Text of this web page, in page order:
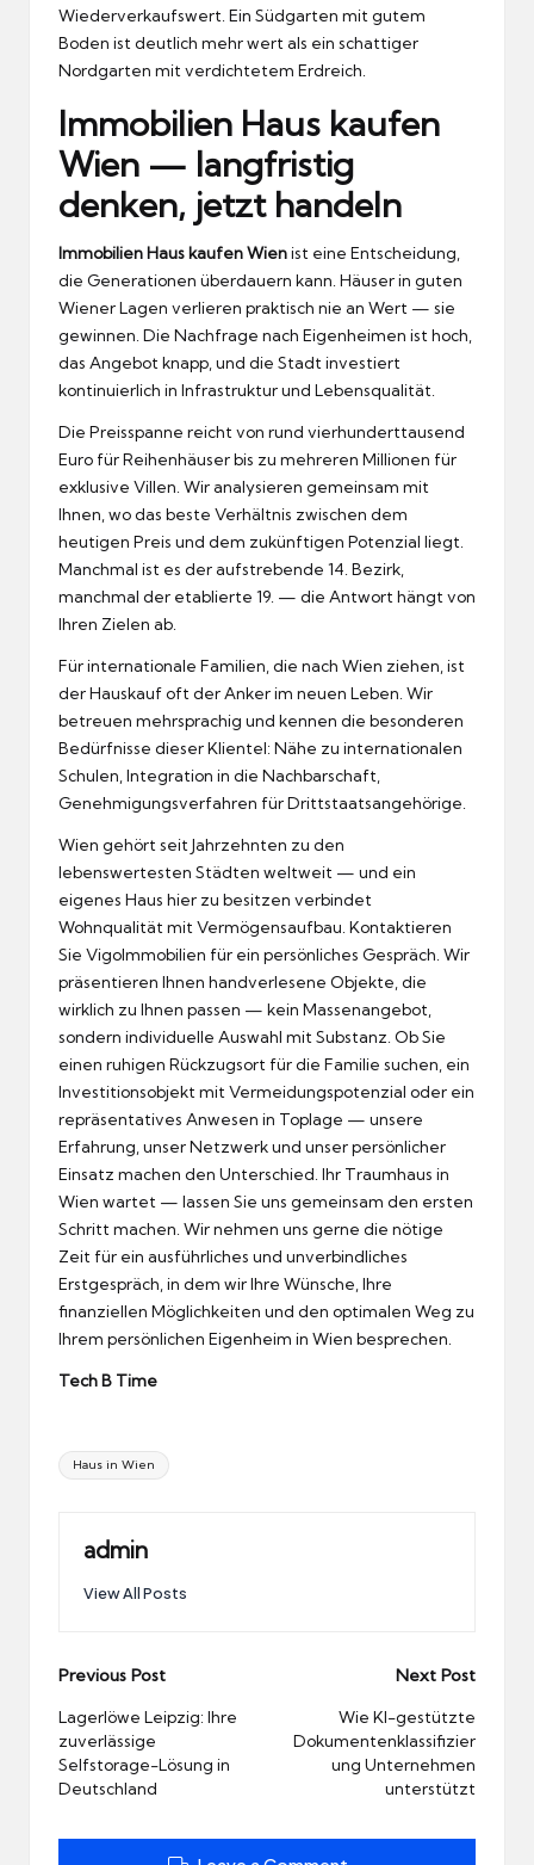
Wiederverkaufswert. Ein Südgarten mit gutem
Boden ist deutlich mehr wert als ein schattiger
Nordgarten mit verdichtetem Erdreich.
Immobilien Haus kaufen
Wien — langfristig
denken, jetzt handeln
Immobilien Haus kaufen Wienist eine Entscheidung,
die Generationen überdauern kann. Häuser in guten
Wiener Lagen verlieren praktisch nie an Wert — sie
gewinnen. Die Nachfrage nach Eigenheimen ist hoch,
das Angebot knapp, und die Stadt investiert
kontinuierlich in Infrastruktur und Lebensqualität.
Die Preisspanne reicht von rund vierhunderttausend
Euro für Reihenhäuser bis zu mehreren Millionen für
exklusive Villen. Wir analysieren gemeinsam mit
Ihnen, wo das beste Verhältnis zwischen dem
heutigen Preis und dem zukünftigen Potenzial liegt.
Manchmal ist es der aufstrebende 14. Bezirk,
manchmal der etablierte 19. — die Antwort hängt von
Ihren Zielen ab.
Für internationale Familien, die nach Wien ziehen, ist
der Hauskauf oft der Anker im neuen Leben. Wir
betreuen mehrsprachig und kennen die besonderen
Bedürfnisse dieser Klientel: Nähe zu internationalen
Schulen, Integration in die Nachbarschaft,
Genehmigungsverfahren für Drittstaatsangehörige.
Wien gehört seit Jahrzehnten zu den
lebenswertesten Städten weltweit — und ein
eigenes Haus hier zu besitzen verbindet
Wohnqualität mit Vermögensaufbau. Kontaktieren
Sie VigoImmobilien für ein persönliches Gespräch. Wir
präsentieren Ihnen handverlesene Objekte, die
wirklich zu Ihnen passen — kein Massenangebot,
sondern individuelle Auswahl mit Substanz. Ob Sie
einen ruhigen Rückzugsort für die Familie suchen, ein
Investitionsobjekt mit Vermeidungspotenzial oder ein
repräsentatives Anwesen in Toplage — unsere
Erfahrung, unser Netzwerk und unser persönlicher
Einsatz machen den Unterschied. Ihr Traumhaus in
Wien wartet — lassen Sie uns gemeinsam den ersten
Schritt machen. Wir nehmen uns gerne die nötige
Zeit für ein ausführliches und unverbindliches
Erstgespräch, in dem wir Ihre Wünsche, Ihre
finanziellen Möglichkeiten und den optimalen Weg zu
Ihrem persönlichen Eigenheim in Wien besprechen.
Tech B Time
Tags:
Haus in Wien
admin
View All Posts
Post
navigation
Previous Post
Lagerlöwe Leipzig: Ihre
zuverlässige
Selfstorage-Lösung in
Deutschland
Next Post
Wie KI-gestützte
Dokumentenklassifizier
ung Unternehmen
unterstützt